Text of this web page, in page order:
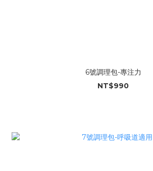
6號調理包-專注力
NT$990